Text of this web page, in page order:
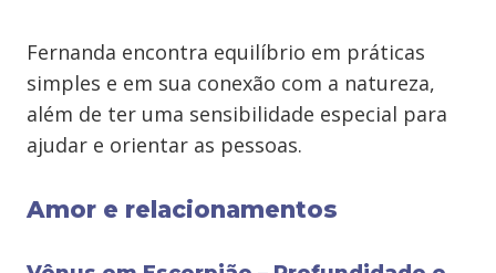
Fernanda encontra equilíbrio em práticas
simples e em sua conexão com a natureza,
além de ter uma sensibilidade especial para
ajudar e orientar as pessoas.
Amor e relacionamentos